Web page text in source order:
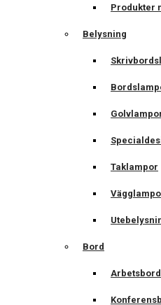
Produkter
Belysning
Taklampor
Bord